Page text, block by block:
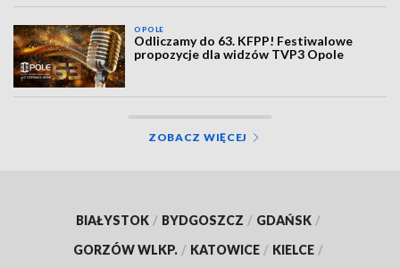
OPOLE
Odliczamy do 63. KFPP! Festiwalowe
propozycje dla widzów TVP3 Opole
ZOBACZ WIĘCEJ
BIAŁYSTOK / BYDGOSZCZ / GDAŃSK /
GORZÓW WLKP. / KATOWICE / KIELCE /